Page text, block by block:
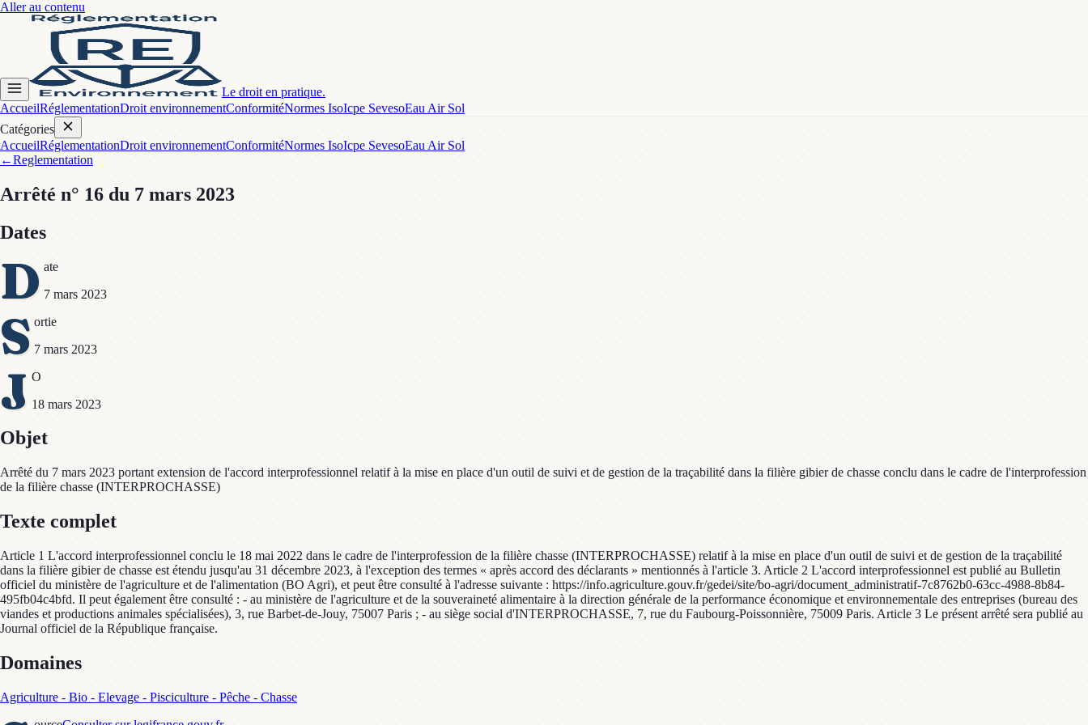
Aller au contenu
Le droit en pratique.
AccueilRéglementationDroit environnementConformitéNormes IsoIcpe SevesoEau Air Sol
Catégories
AccueilRéglementationDroit environnementConformitéNormes IsoIcpe SevesoEau Air Sol
←Reglementation
Arrêté n° 16 du 7 mars 2023
Dates
D ate
7 mars 2023
S ortie
7 mars 2023
J O
18 mars 2023
Objet
Arrêté du 7 mars 2023 portant extension de l'accord interprofessionnel relatif à la mise en place d'un outil de suivi et de gestion de la traçabilité dans la filière gibier de chasse conclu dans le cadre de l'interprofession
de la filière chasse (INTERPROCHASSE)
Texte complet
Article 1 L'accord interprofessionnel conclu le 18 mai 2022 dans le cadre de l'interprofession de la filière chasse (INTERPROCHASSE) relatif à la mise en place d'un outil de suivi et de gestion de la traçabilité
dans la filière gibier de chasse est étendu jusqu'au 31 décembre 2023, à l'exception des termes « après accord des déclarants » mentionnés à l'article 3. Article 2 L'accord interprofessionnel est publié au Bulletin
officiel du ministère de l'agriculture et de l'alimentation (BO Agri), et peut être consulté à l'adresse suivante : https://info.agriculture.gouv.fr/gedei/site/bo-agri/document_administratif-7c8762b0-63cc-4988-8b84-
495fb04c4bfd. Il peut également être consulté : - au ministère de l'agriculture et de la souveraineté alimentaire à la direction générale de la performance économique et environnementale des entreprises (bureau des
viandes et productions animales spécialisées), 3, rue Barbet-de-Jouy, 75007 Paris ; - au siège social d'INTERPROCHASSE, 7, rue du Faubourg-Poissonnière, 75009 Paris. Article 3 Le présent arrêté sera publié au
Journal officiel de la République française.
Domaines
Agriculture - Bio - Elevage - Pisciculture - Pêche - Chasse